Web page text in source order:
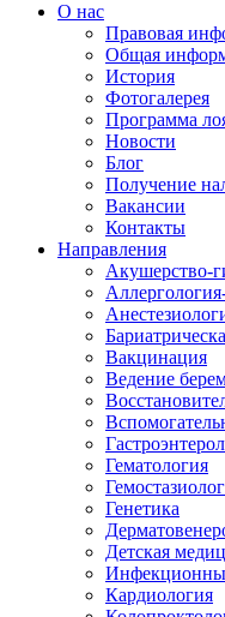
О нас
Правовая
Общая
История
Фотогалерея
Программа
Новости
Блог
Получение
Вакансии
Контакты
Направления
Акушерство-
Вакцинация
Ведение
Гематология
Генетика
Детская
Кардиология